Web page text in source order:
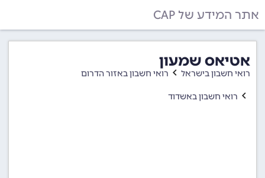
אתר המידע של CAP
אטיאס שמעון
רואי חשבון בישראל רואי חשבון באזור הדרום
רואי חשבון באשדוד